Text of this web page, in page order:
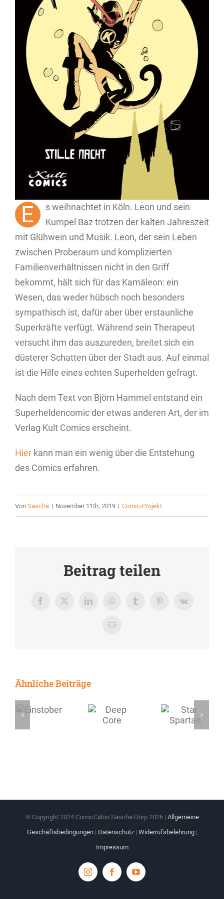
E
s weihnachtet in Köln. Leon und sein
Kumpel Baz trotzen der kalten Jahreszeit
mit Glühwein und Musik. Leon, der sein Leben
zwischen Proberaum und komplizierten
Familienverhältnissen nicht in den Griff
bekommt, hält sich für das Kamäleon: ein
Wesen, das weder hübsch noch besonders
sympathisch ist, dafür aber über erstaunliche
Superkräfte verfügt. Während sein Therapeut
versucht ihm das auszureden, breitet sich ein
düsterer Schatten über der Stadt aus. Auf einmal
ist die Hilfe eines echten Superhelden gefragt.
Nach dem Text von Björn Hammel entstand ein
Superheldencomic der etwas anderen Art, der im
Verlag Kult Comics erscheint.
Hierkann man ein wenig über die Entstehung
des Comics erfahren.
Von Sascha | November 11th, 2019 | Comic-Projekt
Beitrag teilen
Facebook
X LinkedInWhatsAppTumblrPinterestVk
E-
Ähnliche Beiträge
© Copyright 2024 ComicCabin Sascha Dörp 2026 | Allgemeine
Geschäftsbedingungen| Datenschutz| Widerrufsbelehrung|
Impressum
InstagramFacebookYouTube